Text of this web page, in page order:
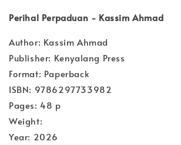
Perihal Perpaduan - Kassim Ahmad
Author: Kassim Ahmad
Publisher: Kenyalang Press
Format: Paperback
ISBN: 9786297733982
Pages: 48 p
Weight:
Year: 2026